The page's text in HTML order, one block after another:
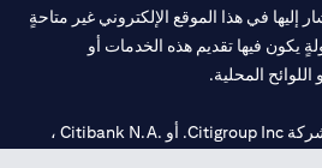
إليها في هذا الموقع الإلكتروني غير متاحةٍ
يكون فيها تقديم هذه الخدمات أو
اللوائح المحلية.
سيتي بنك هي علامة خدمة لشركة Citigroup Inc. أو .Citibank N.A ،